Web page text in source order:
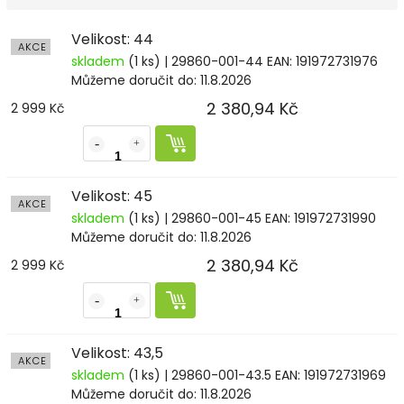
AKCE Velikost: 44
skladem (1 ks) | 29860-001-44 EAN: 191972731976
Můžeme doručit do: 11.8.2026
2 999 Kč
2 380,94 Kč
AKCE Velikost: 45
skladem (1 ks) | 29860-001-45 EAN: 191972731990
Můžeme doručit do: 11.8.2026
2 999 Kč
2 380,94 Kč
AKCE Velikost: 43,5
skladem (1 ks) | 29860-001-43.5 EAN: 191972731969
Můžeme doručit do: 11.8.2026